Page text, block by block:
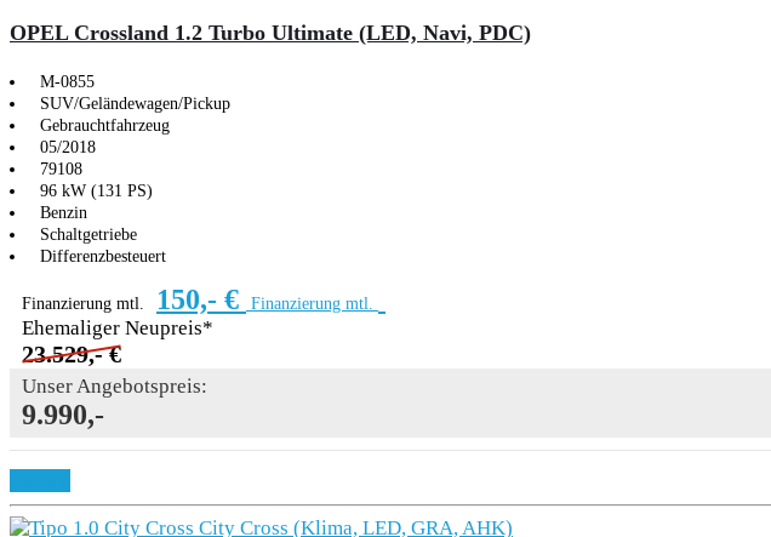
OPEL Crossland 1.2 Turbo Ultimate (LED, Navi, PDC)
M-0855
SUV/Geländewagen/Pickup
Gebrauchtfahrzeug
05/2018
79108
96 kW (131 PS)
Benzin
Schaltgetriebe
Differenzbesteuert
Finanzierung mtl. 150,- € Finanzierung mtl.
Ehemaliger Neupreis*
23.529,- €
Unser Angebotspreis:
9.990,-